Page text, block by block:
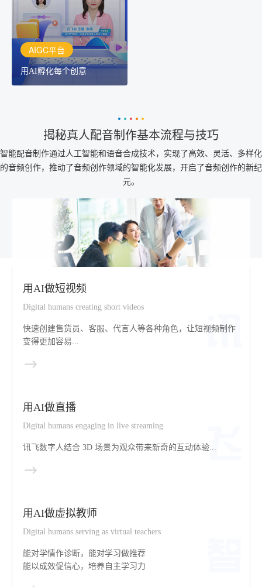
AIGC平台
用AI孵化每个创意
创作助手
揭秘真人配音制作基本流程与技巧
智能配音制作通过人工智能和语音合成技术，实现了高效、灵活、多样化
的音频创作，推动了音频创作领域的智能化发展，开启了音频创作的新纪
元。
用AI做短视频
Digital humans creating short videos
快速创建售货员、客服、代言人等各种角色，让短视频制作
变得更加容易...
用AI做直播
Digital humans engaging in live streaming
讯飞数字人结合 3D 场景为观众带来新奇的互动体验...
用AI做虚拟教师
Digital humans serving as virtual teachers
能对学情作诊断，能对学习做推荐
能以成效促信心，培养自主学习力